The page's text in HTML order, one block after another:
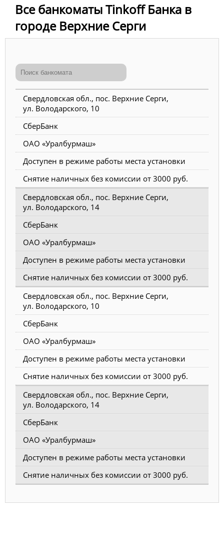
Все банкоматы Tinkoff Банка в
городе Верхние Серги
Свердловская обл., пос. Верхние Серги,
ул. Володарского, 10
СберБанк
ОАО «Уралбурмаш»
Доступен в режиме работы места установки
Снятие наличных без комиссии от 3000 руб.
Свердловская обл., пос. Верхние Серги,
ул. Володарского, 14
СберБанк
ОАО «Уралбурмаш»
Доступен в режиме работы места установки
Снятие наличных без комиссии от 3000 руб.
Свердловская обл., пос. Верхние Серги,
ул. Володарского, 10
СберБанк
ОАО «Уралбурмаш»
Доступен в режиме работы места установки
Снятие наличных без комиссии от 3000 руб.
Свердловская обл., пос. Верхние Серги,
ул. Володарского, 14
СберБанк
ОАО «Уралбурмаш»
Доступен в режиме работы места установки
Снятие наличных без комиссии от 3000 руб.